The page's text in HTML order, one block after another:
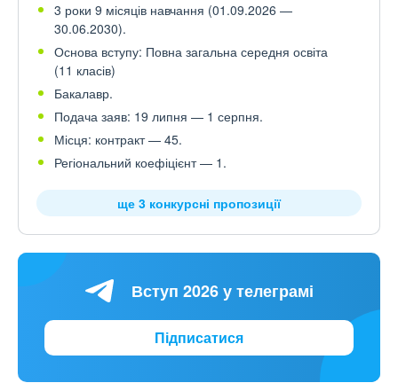
3 роки 9 місяців навчання (01.09.2026 —
30.06.2030).
Основа вступу: Повна загальна середня освіта
(11 класів)
Бакалавр.
Подача заяв: 19 липня — 1 серпня.
Місця: контракт — 45.
Регіональний коефіцієнт — 1.
ще 3 конкурсні пропозиції
Вступ 2026 у телеграмі
Підписатися